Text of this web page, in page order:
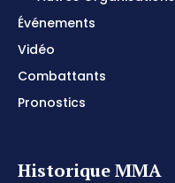
Événements
Vidéo
Combattants
Pronostics
Historique MMA